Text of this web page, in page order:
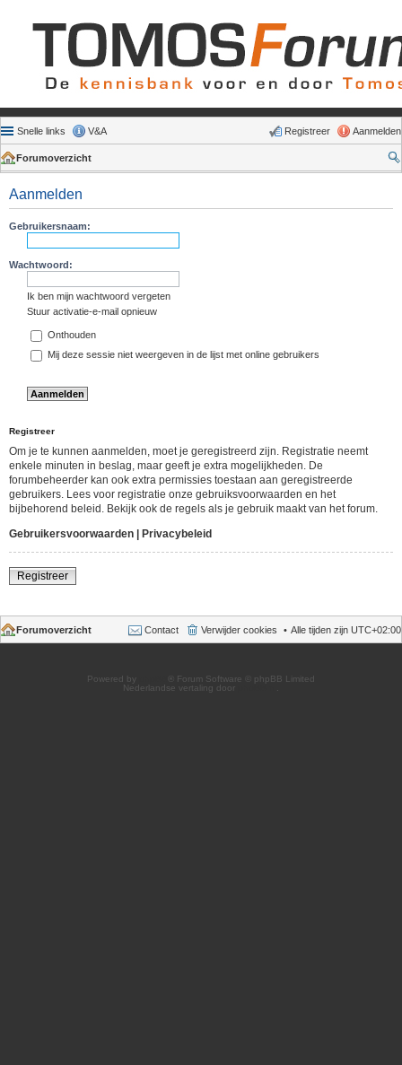
Snelle links V&A Aanmelden
Registreer
Forumoverzicht
Aanmelden
Gebruikersnaam:
Wachtwoord:
Ik ben mijn wachtwoord vergeten
Stuur activatie-e-mail opnieuw
Onthouden
Mij deze sessie niet weergeven in de lijst met online gebruikers
Registreer
Om je te kunnen aanmelden, moet je geregistreerd zijn. Registratie neemt
enkele minuten in beslag, maar geeft je extra mogelijkheden. De
forumbeheerder kan ook extra permissies toestaan aan geregistreerde
gebruikers. Lees voor registratie onze gebruiksvoorwaarden en het
bijbehorend beleid. Bekijk ook de regels als je gebruik maakt van het forum.
Gebruikersvoorwaarden
Privacybeleid
Registreer
Forumoverzicht Alle tijden zijn UTC+02:00
Verwijder cookies
Contact
Powered by
® Forum Software © phpBB Limited
Nederlandse vertaling door